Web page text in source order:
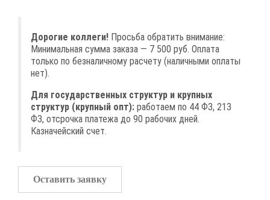
Дорогие коллеги! Просьба обратить внимание:
Минимальная сумма заказа — 7 500 руб. Оплата
только по безналичному расчету (наличными оплаты
нет).
Для государственных структур и крупных
структур (крупный опт): работаем по 44 ФЗ, 213
ФЗ, отсрочка платежа до 90 рабочих дней.
Казначейский счет.
Оставить заявку